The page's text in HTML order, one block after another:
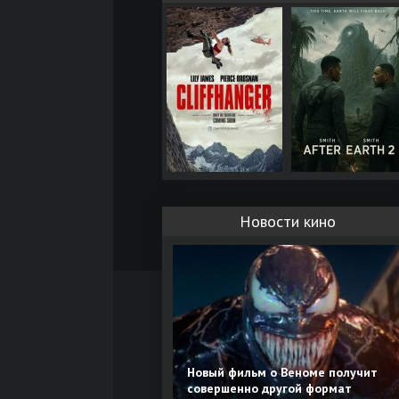
Новости кино
Новый фильм о Веноме получит
совершенно другой формат